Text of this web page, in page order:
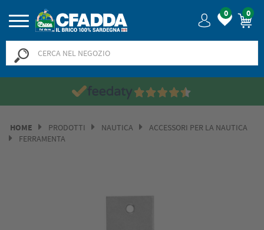
0 0
HOME PRODOTTI NAUTICA
ACCESSORI PER LA NAUTICA
FERRAMENTA